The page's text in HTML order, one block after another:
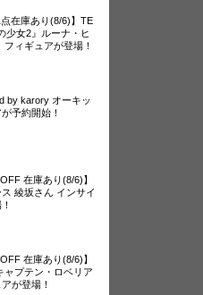
点在庫あり(8/6)】TE
少女2』ルーナ・ヒ
ィギュアが登場！
by karory オーキッ
予約開始！
在庫あり(8/6)】
綾坂さん インサイ
在庫あり(8/6)】
ャプテン・ロベリア
が登場！